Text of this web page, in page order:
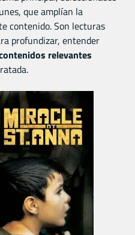
que amplían la
contenido. Son lecturas
profundizar, entender
relevantes